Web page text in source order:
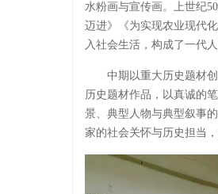
水粉画与宣传画。上世纪
迈进》《为实现农业现代
入社会生活，构成了一代
中期以重大历史题材
历史题材作品，以真诚的
景、典型人物与典型叙事
家的社会关怀与历史担当